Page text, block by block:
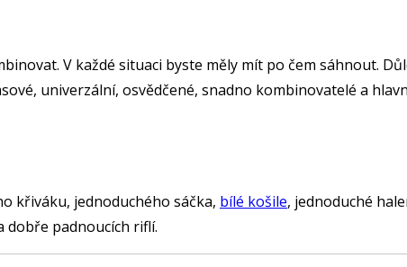
V každé situaci byste měly mít po čem sáhnout.
univerzální, osvědčené, snadno kombinovatelé a
křiváku, jednoduchého sáčka, bílé košile, jednoduché
dobře padnoucích riflí.